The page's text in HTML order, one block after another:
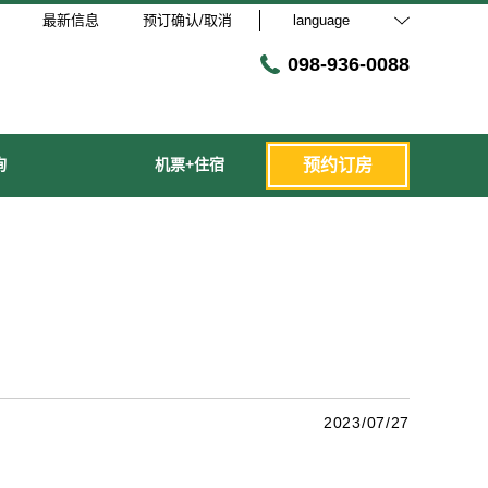
最新信息 预订确认/取消 language
098-936-0088
机票+住宿 预约订房
2023/07/27